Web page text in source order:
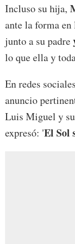
Incluso su hija,
ante la forma
junto a su padre
lo que ella y
En redes
anuncio
Luis Miguel y
expresó: 'El Sol